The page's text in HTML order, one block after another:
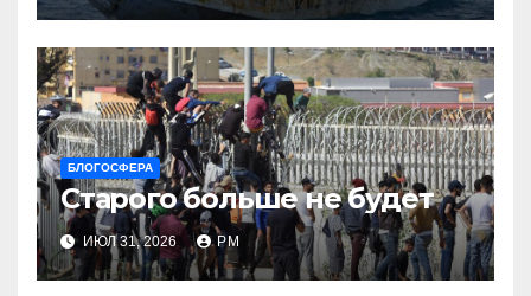
БЛОГОСФЕРА
Старого больше не будет
ИЮЛ 31, 2026 РМ